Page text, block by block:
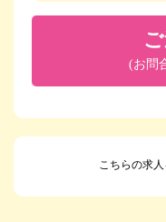
(お問
こちらの求